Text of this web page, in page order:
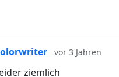
vor 3 Jahren
ziemlich